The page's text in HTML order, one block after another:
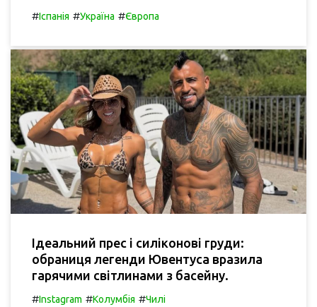
#Іспанія #Україна #Європа
Ідеальний прес і силіконові груди:
обраниця легенди Ювентуса вразила
гарячими світлинами з басейну.
#Instagram #Колумбія #Чилі